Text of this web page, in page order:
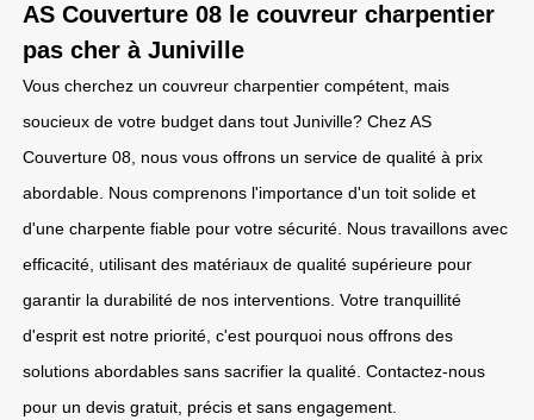
AS Couverture 08 le couvreur charpentier
pas cher à Juniville
Vous cherchez un couvreur charpentier compétent, mais
soucieux de votre budget dans tout Juniville? Chez AS
Couverture 08, nous vous offrons un service de qualité à prix
abordable. Nous comprenons l'importance d'un toit solide et
d'une charpente fiable pour votre sécurité. Nous travaillons avec
efficacité, utilisant des matériaux de qualité supérieure pour
garantir la durabilité de nos interventions. Votre tranquillité
d'esprit est notre priorité, c'est pourquoi nous offrons des
solutions abordables sans sacrifier la qualité. Contactez-nous
pour un devis gratuit, précis et sans engagement.